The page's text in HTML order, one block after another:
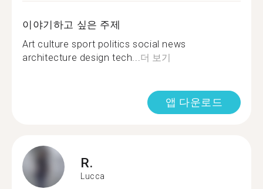
이야기하고 싶은 주제
Art culture sport politics social news
architecture design tech...더 보기
앱 다운로드
R.
Lucca